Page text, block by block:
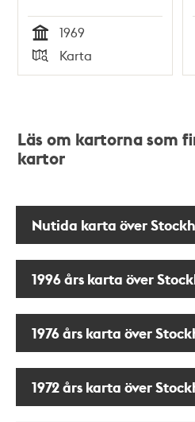
Tid
1969
Typ
Karta
Läs om kartorna som
kartor
Nutida karta över
1996 års karta över
1976 års karta över
1972 års karta över